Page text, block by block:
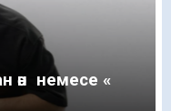
ән немесе «